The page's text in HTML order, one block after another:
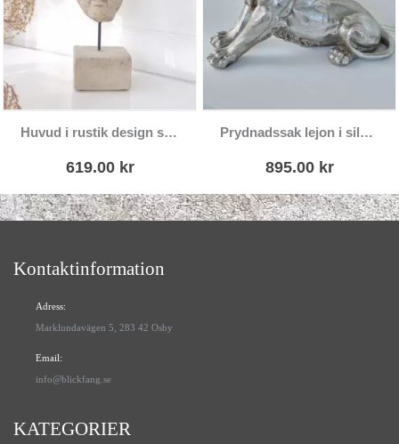
Huvud i rustik design som prydnad
619.00 kr
Prydnadssak lejon i silver med krona
895.00 kr
Kontaktinformation
Adress:
Marklundavägen 5, 283 42 Osby
Email:
info@blickfang.se
KATEGORIER